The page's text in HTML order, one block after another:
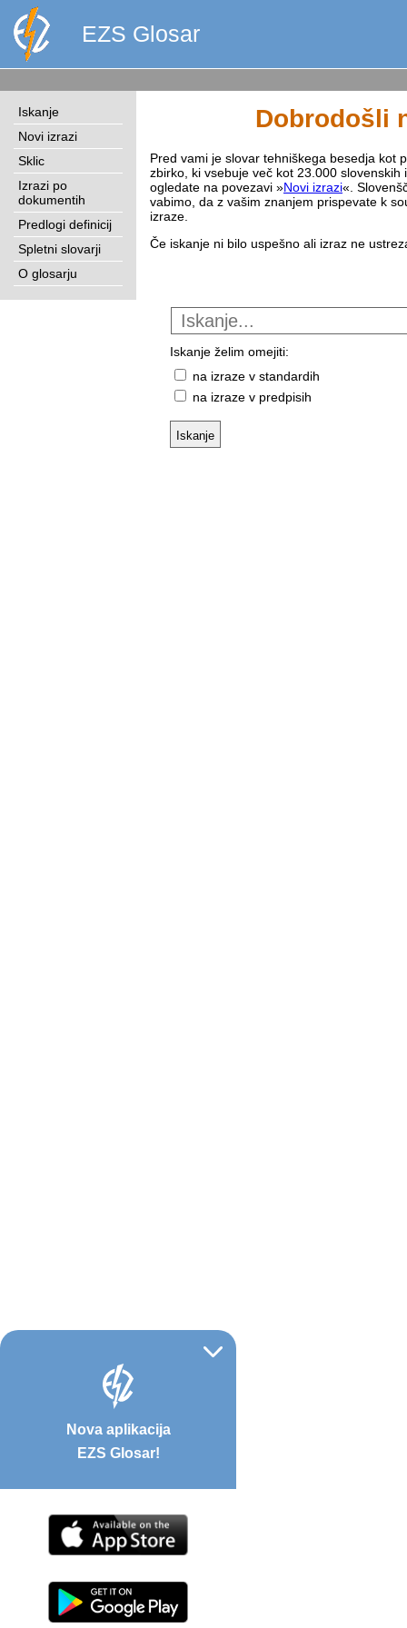
EZS Glosar
Iskanje
Novi izrazi
Sklic
Izrazi po
dokumentih
Predlogi definicij
Spletni slovarji
O glosarju
Dobrodošli
Pred vami je slovar tehniškega besedja kot
zbirko, ki vsebuje več kot 23.000
ogledate na povezavi »Novi izrazi«.
vabimo, da z vašim znanjem prispevate k
izraze.
Če iskanje ni bilo uspešno ali izraz ne
Iskanje želim omejiti:
na izraze v standardih
na izraze v predpisih
Nova aplikacija
EZS Glosar!